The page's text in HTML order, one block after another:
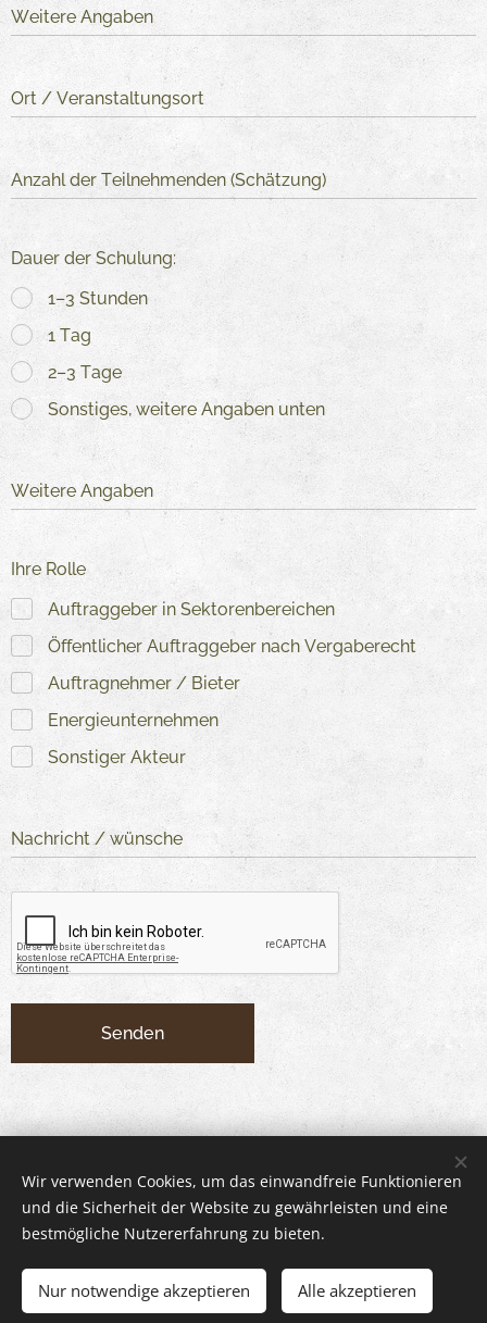
Weitere Angaben
Ort / Veranstaltungsort
Anzahl der Teilnehmenden (Schätzung)
Dauer der Schulung:
1–3 Stunden
1 Tag
2–3 Tage
Sonstiges, weitere Angaben unten
Weitere Angaben
Ihre Rolle
Auftraggeber in Sektorenbereichen
Öffentlicher Auftraggeber nach Vergaberecht
Auftragnehmer / Bieter
Energieunternehmen
Sonstiger Akteur
Nachricht / wünsche
Senden
© 2024 Kaikki oikeudet pidätetään
Wir verwenden Cookies, um das einwandfreie Funktionieren
und die Sicherheit der Website zu gewährleisten und eine
bestmögliche Nutzererfahrung zu bieten.
Nur notwendige akzeptieren Alle akzeptieren